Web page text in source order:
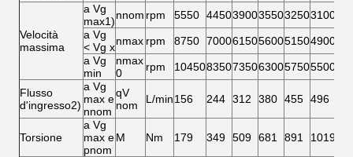
Velocità
massima
a Vg
max1)nnom rpm 5550 44503900355032503100
a Vg
< Vg xnmax rpm 8750 70006150560051504900
a Vg
min
nmax
0
rpm 1045083507350630057505500
Flusso
d'ingresso2)
a Vg
max e
nnom
qV
nom
L/min156 244 312 380 455 496
Torsione
a Vg
max e
pnom
M Nm 179 349 509 681 891 1019